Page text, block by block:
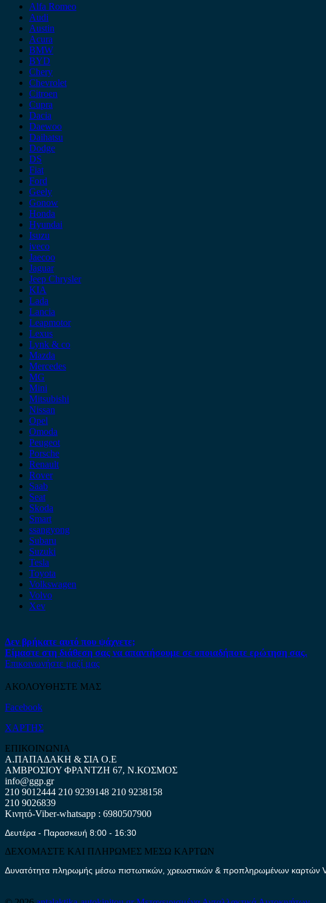
Alfa Romeo
Audi
Austin
Acura
BMW
BYD
Chery
Chevrolet
Citroen
Cupra
Dacia
Daewoo
Daihatsu
Dodge
DS
Fiat
Ford
Geely
Gonow
Honda
Hyundai
Isuzu
iveco
Jaecoo
Jaguar
Jeep Chrysler
KIA
Lada
Lancia
Leapmotor
Lexus
Lynk & co
Mazda
Mercedes
MG
Mini
Mitsubishi
Nissan
Opel
Omoda
Peugeot
Porsche
Renault
Rover
Saab
Seat
Skoda
Smart
ssangyong
Subaru
Suzuki
Tesla
Toyota
Volkswagen
Volvo
Xev
Δεν βρήκατε αυτό που ψάχνετε;
Είμαστε στη διάθεση σας να απαντήσουμε σε οποιαδήποτε ερώτηση σας.
Επικοινωνήστε μαζί μας
ΑΚΟΛΟΥΘΗΣΤΕ ΜΑΣ
Facebook
ΧΑΡΤΗΣ
ΕΠΙΚΟΙΝΩΝΙΑ
Α.ΠΑΠΑΔΑΚΗ & ΣΙΑ Ο.Ε
ΑΜΒΡΟΣΙΟΥ ΦΡΑΝΤΖΗ 67, Ν.ΚΟΣΜΟΣ
info@ggp.gr
210 9012444 210 9239148 210 9238158
210 9026839
Κινητό-Viber-whatsapp : 6980507900
Δευτέρα - Παρασκευή 8:00 - 16:30
ΔΕΧΟΜΑΣΤΕ ΚΑΙ ΠΛΗΡΩΜΕΣ ΜΕΣΩ ΚΑΡΤΩΝ
Δυνατότητα πληρωμής μέσω πιστωτικών, χρεωστικών & προπληρωμένων καρτών